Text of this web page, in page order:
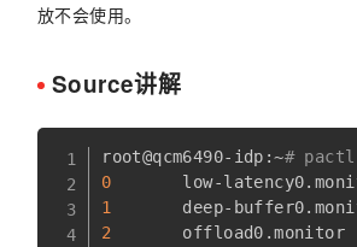
放不会使用。
Source讲解
root@qcm6490-idp:~#
0
1
2